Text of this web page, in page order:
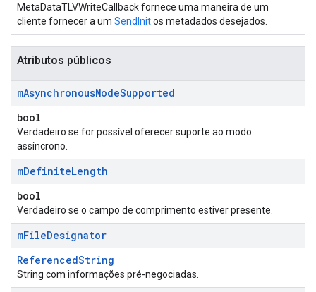
MetaDataTLVWriteCallback fornece uma maneira de um
cliente fornecer a um SendInitos metadados desejados.
Atributos públicos
mAsynchronousModeSupported
bool
Verdadeiro se for possível oferecer suporte ao modo
assíncrono.
mDefiniteLength
bool
Verdadeiro se o campo de comprimento estiver presente.
mFileDesignator
ReferencedString
String com informações pré-negociadas.